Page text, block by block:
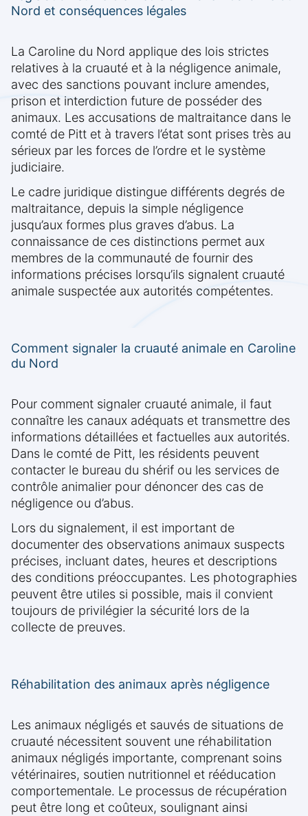
Nord et conséquences légales
La Caroline du Nord applique des lois strictes
relatives à la cruauté et à la négligence animale,
avec des sanctions pouvant inclure amendes,
prison et interdiction future de posséder des
animaux. Les accusations de maltraitance dans le
comté de Pitt et à travers l’état sont prises très au
sérieux par les forces de l’ordre et le système
judiciaire.
Le cadre juridique distingue différents degrés de
maltraitance, depuis la simple négligence
jusqu’aux formes plus graves d’abus. La
connaissance de ces distinctions permet aux
membres de la communauté de fournir des
informations précises lorsqu’ils signalent cruauté
animale suspectée aux autorités compétentes.
Comment signaler la cruauté animale en Caroline
du Nord
Pour comment signaler cruauté animale, il faut
connaître les canaux adéquats et transmettre des
informations détaillées et factuelles aux autorités.
Dans le comté de Pitt, les résidents peuvent
contacter le bureau du shérif ou les services de
contrôle animalier pour dénoncer des cas de
négligence ou d’abus.
Lors du signalement, il est important de
documenter des observations animaux suspects
précises, incluant dates, heures et descriptions
des conditions préoccupantes. Les photographies
peuvent être utiles si possible, mais il convient
toujours de privilégier la sécurité lors de la
collecte de preuves.
Réhabilitation des animaux après négligence
Les animaux négligés et sauvés de situations de
cruauté nécessitent souvent une réhabilitation
animaux négligés importante, comprenant soins
vétérinaires, soutien nutritionnel et rééducation
comportementale. Le processus de récupération
peut être long et coûteux, soulignant ainsi